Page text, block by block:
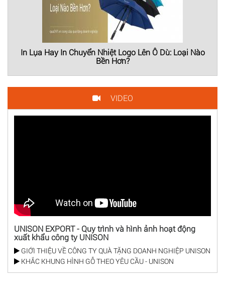
In Lụa Hay In Chuyển Nhiệt Logo Lên Ô Dù: Loại Nào
Bền Hơn?
VIDEO
UNISON EXPORT - Quy trình và hình ảnh hoạt động
xuất khẩu công ty UNISON
GIỚI THIỆU VỀ CÔNG TY QUÀ TẶNG DOANH NGHIỆP UNISON
KHẮC KHUNG HÌNH GỖ THEO YÊU CẦU - UNISON